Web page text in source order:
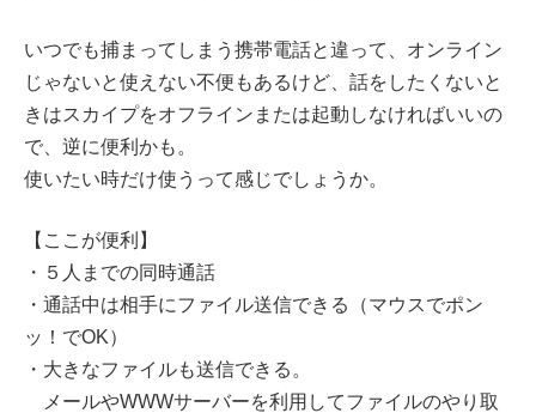
いつでも捕まってしまう携帯電話と違って、オンライン
じゃないと使えない不便もあるけど、話をしたくないと
きはスカイプをオフラインまたは起動しなければいいの
で、逆に便利かも。
使いたい時だけ使うって感じでしょうか。
【ここが便利】
・５人までの同時通話
・通話中は相手にファイル送信できる（マウスでポン
ッ！でOK）
・大きなファイルも送信できる。
メールやWWWサーバーを利用してファイルのやり取